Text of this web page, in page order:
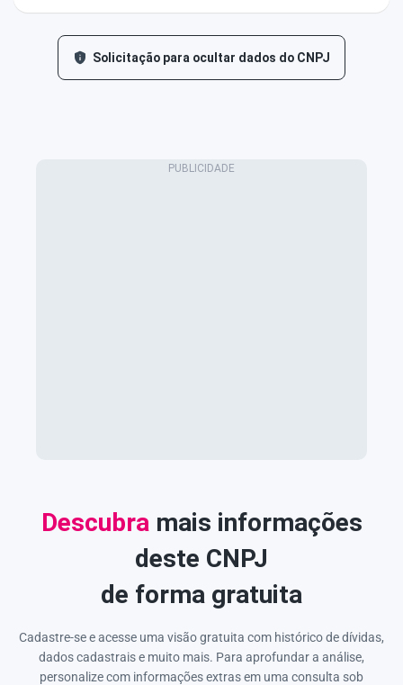
Solicitação para ocultar dados do CNPJ
Descubra mais informações
deste CNPJ
de forma gratuita
Cadastre-se e acesse uma visão gratuita com histórico de dívidas,
dados cadastrais e muito mais. Para aprofundar a análise,
personalize com informações extras em uma consulta sob